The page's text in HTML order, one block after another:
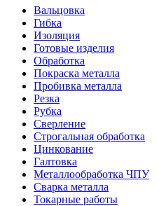
Вальцовка
Гибка
Изоляция
Готовые изделия
Обработка
Покраска металла
Пробивка металла
Резка
Рубка
Сверление
Строгальная обработка
Цинкование
Галтовка
Металлообработка ЧПУ
Сварка металла
Токарные работы